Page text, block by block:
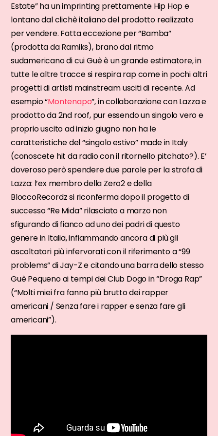
Estate” ha un imprinting prettamente Hip Hop e
lontano dal clichè italiano del prodotto realizzato
per vendere. Fatta eccezione per “Bamba”
(prodotta da Ramiks), brano dal ritmo
sudamericano di cui Guè è un grande estimatore, in
tutte le altre tracce si respira rap come in pochi altri
progetti di artisti mainstream usciti di recente. Ad
esempio “Montenapo”, in collaborazione con Lazza e
prodotto da 2nd roof, pur essendo un singolo vero e
proprio uscito ad inizio giugno non ha le
caratteristiche del “singolo estivo” made in Italy
(conoscete hit da radio con il ritornello pitchato?). E’
doveroso però spendere due parole per la strofa di
Lazza: l’ex membro della Zero2 e della
BloccoRecordz si riconferma dopo il progetto di
successo “Re Mida” rilasciato a marzo non
sfigurando di fianco ad uno dei padri di questo
genere in Italia, infiammando ancora di più gli
ascoltatori più infervorati con il riferimento a “99
problems” di Jay-Z e citando una barra dello stesso
Guè Pequeno ai tempi dei Club Dogo in “Droga Rap”
(“Molti miei fra fanno più brutto dei rapper
americani / Senza fare i rapper e senza fare gli
americani”).